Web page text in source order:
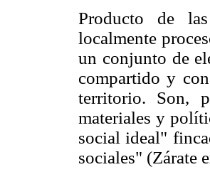
Producto de
localmente
un conjunto de
compartido y
territorio. Son,
materiales y
social ideal"
sociales" (Zárate